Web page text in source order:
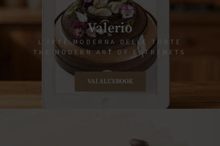
Valerio
L'ARTE MODERNA DELLE TORTE
THE MODERN ART OF ENTREMETS
VAI ALL'EBOOK